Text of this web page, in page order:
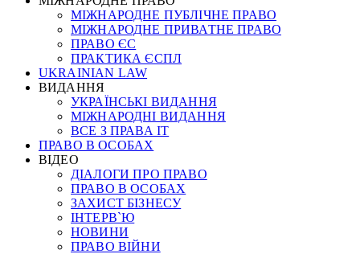
МІЖНАРОДНЕ ПУБЛІЧНЕ ПРАВО
МІЖНАРОДНЕ ПРИВАТНЕ ПРАВО
ПРАВО ЄС
ПРАКТИКА ЄСПЛ
UKRAINIAN LAW
ВИДАННЯ
УКРАЇНСЬКІ ВИДАННЯ
МІЖНАРОДНІ ВИДАННЯ
ВСЕ З ПРАВА ІТ
ПРАВО В ОСОБАХ
ВІДЕО
ДІАЛОГИ ПРО ПРАВО
ПРАВО В ОСОБАХ
ЗАХИСТ БІЗНЕСУ
ІНТЕРВ`Ю
НОВИНИ
ПРАВО ВІЙНИ